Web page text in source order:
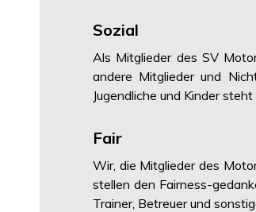
Sozial
Als Mitglieder des SV
andere Mitglieder und
Jugendliche und Kinder
Fair
Wir, die Mitglieder des
stellen den Fairness-
Trainer, Betreuer und